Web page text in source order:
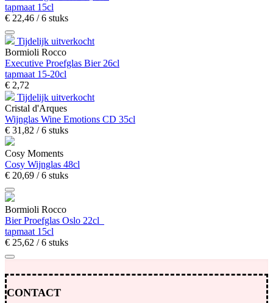
tapmaat 15cl
€ 22,46 / 6 stuks
Tijdelijk uitverkocht
Bormioli Rocco
Executive Proefglas Bier 26cl
tapmaat 15-20cl
€ 2,72
Tijdelijk uitverkocht
Cristal d'Arques
Wijnglas Wine Emotions CD 35cl
€ 31,82 / 6 stuks
Cosy Moments
Cosy Wijnglas 48cl
€ 20,69 / 6 stuks
Bormioli Rocco
Bier Proefglas Oslo 22cl
tapmaat 15cl
€ 25,62 / 6 stuks
CONTACT